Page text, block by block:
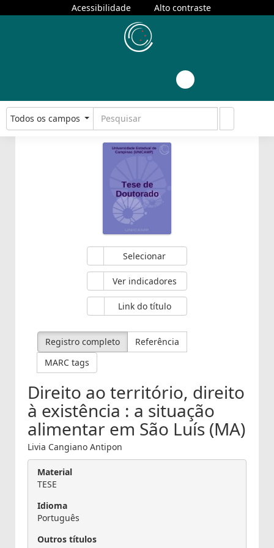
Acessibilidade Alto contraste
Todos os campos
Selecionar
Ver indicadores
Registro completo
Direito ao território, direito
à existência : a situação
alimentar em São Luís (MA)
Livia Cangiano Antipon
Material
TESE
Idioma
Português